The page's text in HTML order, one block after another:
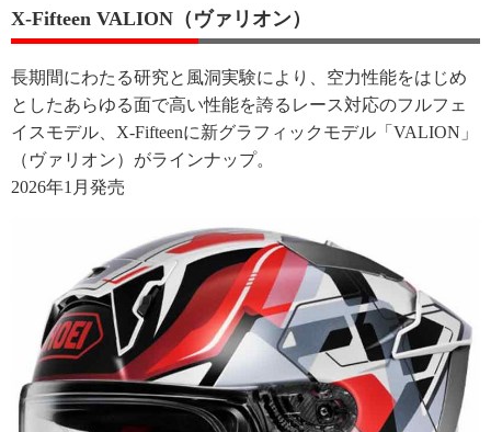
X-Fifteen VALION（ヴァリオン）
長期間にわたる研究と風洞実験により、空力性能をはじめ
としたあらゆる面で高い性能を誇るレース対応のフルフェ
イスモデル、X-Fifteenに新グラフィックモデル「VALION」
（ヴァリオン）がラインナップ。
2026年1月発売